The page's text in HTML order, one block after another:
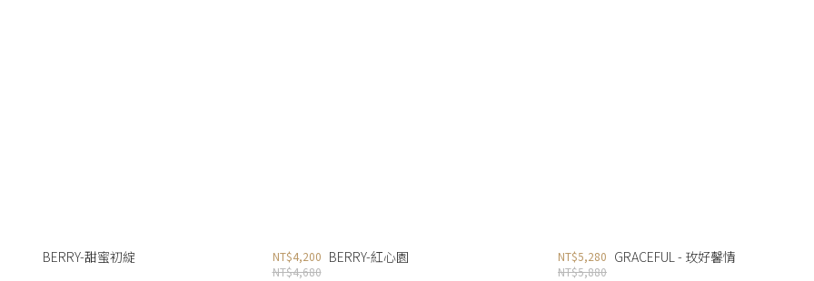
BERRY-甜蜜初綻
NT$4,200
NT$4,680
BERRY-紅心園
NT$5,280
NT$5,880
GRACEFUL - 玫好馨情